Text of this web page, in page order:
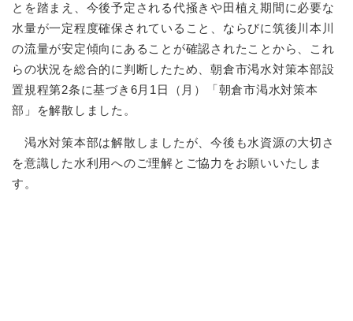
とを踏まえ、今後予定される代掻きや田植え期間に必要な
水量が一定程度確保されていること、ならびに筑後川本川
の流量が安定傾向にあることが確認されたことから、これ
らの状況を総合的に判断したため、朝倉市渇水対策本部設
置規程第2条に基づき6月1日（月）「朝倉市渇水対策本
部」を解散しました。
渇水対策本部は解散しましたが、今後も水資源の大切さ
を意識した水利用へのご理解とご協力をお願いいたしま
す。